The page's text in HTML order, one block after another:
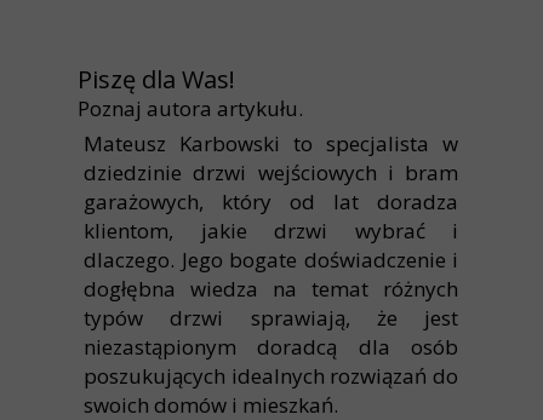
Mateusz Karbowski to specjalista w
dziedzinie drzwi wejściowych i bram
garażowych, który od lat doradza
klientom, jakie drzwi wybrać i
dlaczego. Jego bogate doświadczenie i
dogłębna wiedza na temat różnych
typów drzwi sprawiają, że jest
niezastąpionym doradcą dla osób
poszukujących idealnych rozwiązań do
swoich domów i mieszkań.
Piszę dla Was!
Poznaj autora artykułu.